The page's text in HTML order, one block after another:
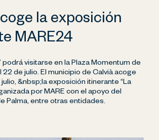
la exposición
MARE24
podrá visitarse en la Plaza Momentum de
22 de julio. El municipio de Calvià acoge
&nbsp;la exposición itinerante “La
por MARE con el apoyo del
Palma, entre otras entidades.